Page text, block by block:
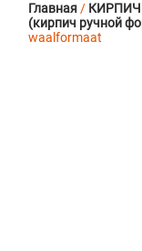
Главная/
(кирпич ручной
waalformaat